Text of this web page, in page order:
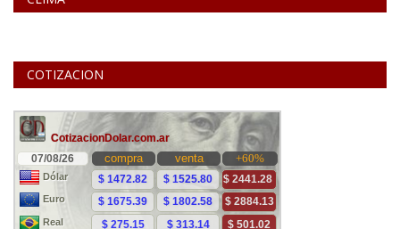
COTIZACION